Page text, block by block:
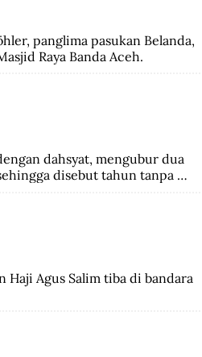
panglima pasukan Belanda,
Raya Banda Aceh.
dahsyat, mengubur dua
disebut tahun tanpa
Agus Salim tiba di bandara